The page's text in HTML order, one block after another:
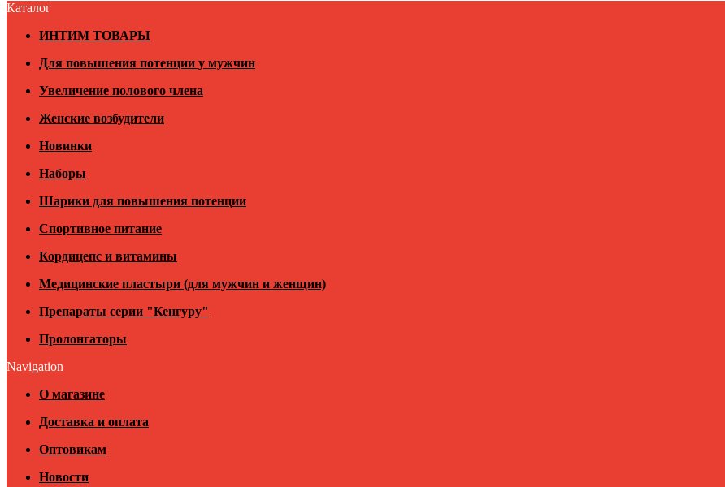
Каталог
ИНТИМ ТОВАРЫ
Для повышения потенции у мужчин
Увеличение полового члена
Женские возбудители
Новинки
Наборы
Шарики для повышения потенции
Спортивное питание
Кордицепс и витамины
Медицинские пластыри (для мужчин и женщин)
Препараты серии "Кенгуру"
Пролонгаторы
Navigation
О магазине
Доставка и оплата
Оптовикам
Новости